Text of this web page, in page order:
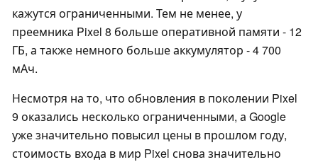
кажутся ограниченными. Тем не менее, у
преемника Pixel 8 больше оперативной памяти - 12
ГБ, а также немного больше аккумулятор - 4 700
мАч.
Несмотря на то, что обновления в поколении Pixel
9 оказались несколько ограниченными, а Google
уже значительно повысил цены в прошлом году,
стоимость входа в мир Pixel снова значительно